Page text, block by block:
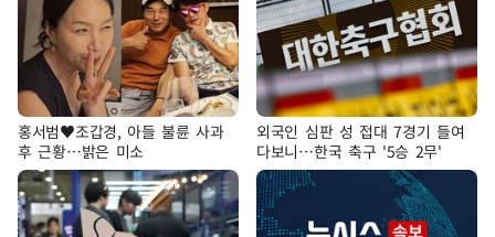
홍서범♥조갑경, 아들 불륜 사과
후 근황…밝은 미소
외국인 심판 성 접대 7경기 들여
다보니…한국 축구 '5승 2무'